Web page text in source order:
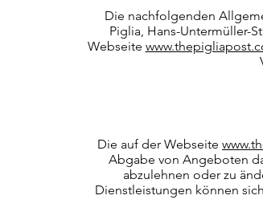
Die nachfolgenden
Piglia, Hans-Untermüller-
Webseite
Die auf der Webseite
Abgabe von Angeboten
abzulehnen oder zu
Dienstleistungen können